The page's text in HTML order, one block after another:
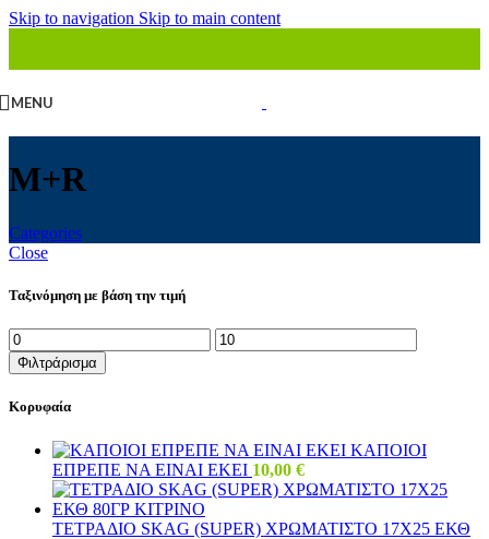
Skip to navigation Skip to main content
MENU
M+R
Categories
Close
Ταξινόμηση με βάση την τιμή
Ελάχιστη
τιμή
Μέγιστη
τιμή
Φιλτράρισμα
Κορυφαία
ΚΑΠΟΙΟΙ
ΕΠΡΕΠΕ ΝΑ ΕΙΝΑΙ ΕΚΕΙ 10,00 €
ΤΕΤΡΑΔΙΟ SKAG (SUPER) ΧΡΩΜΑΤΙΣΤΟ 17Χ25 ΕΚΘ